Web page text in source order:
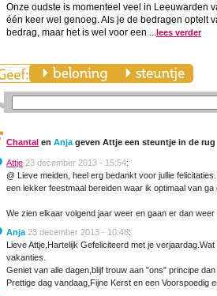
Onze oudste is momenteel veel in Leeuwarden
één keer wel genoeg. Als je de bedragen optelt
bedrag, maar het is wel voor een ...lees verder
Chantal en Anja geven Attje een steuntje in de rug
Attje 23 december 2013 - 15:54:
@ Lieve meiden, heel erg bedankt voor jullie
een lekker feestmaal bereiden waar ik optimaal van ga
We zien elkaar volgend jaar weer en gaan er dan
Anja 23 december 2013 - 10:48:
Lieve Attje,Hartelijk Gefeliciteerd met je
vakanties.
Geniet van alle dagen,blijf trouw aan "ons" principe
Prettige dag vandaag,Fijne Kerst en een Voorspoedig